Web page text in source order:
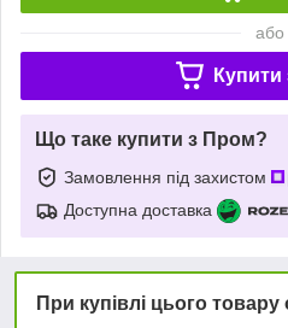
або
Купити
Що таке купити з Пром?
Замовлення під захистом
Доступна доставка
При купівлі цього